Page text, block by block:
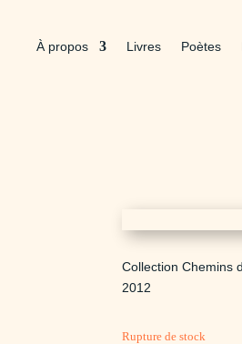
À propos Livres Poètes
Collection Chemins
2012
Rupture de stock